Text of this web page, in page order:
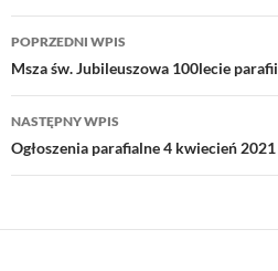
Nawigacja
wpisu
POPRZEDNI WPIS
Msza św. Jubileuszowa 100lecie parafii
NASTĘPNY WPIS
Ogłoszenia parafialne 4 kwiecień 2021